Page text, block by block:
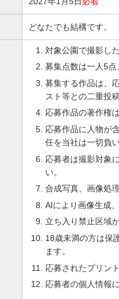
どなたでも結構です。
対象公園で撮影し
募集点数は一人5点
募集する作品は、
スト等との二重投
応募作品の著作権
応募作品に人物が
任を当社は一切負い
応募者は撮影対象
い。
合成写真、画像処
AIにより画像生成
立ち入り禁止区域
18歳未満の方は保
ます。
応募されたプリン
応募者の個人情報